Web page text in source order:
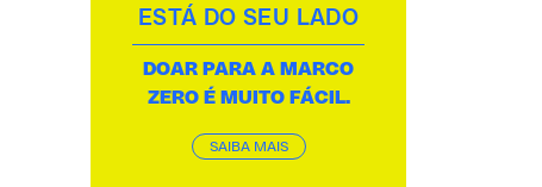
ESTÁ DO SEU LADO
DOAR PARA A MARCO
ZERO É MUITO FÁCIL.
SAIBA MAIS